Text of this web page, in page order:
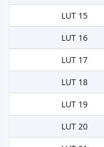
LUT 15
LUT 16
LUT 17
LUT 18
LUT 19
LUT 20